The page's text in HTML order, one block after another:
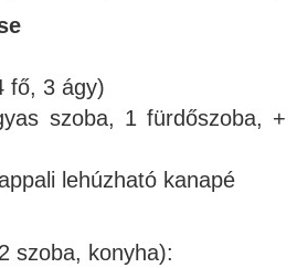
fő, 3 ágy)
szoba, 1 fürdőszoba, +
lehúzható kanapé
szoba, konyha):